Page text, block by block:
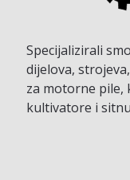
Specijalizirali
dijelova,
za motorne pile,
kultivatore i